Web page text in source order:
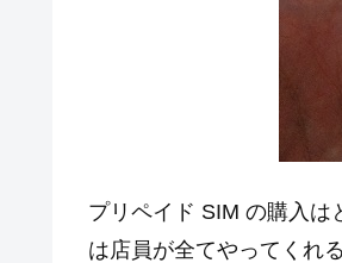
プリペイド SIM の購入は
は店員が全てやってくれる